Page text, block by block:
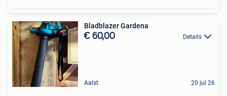
Bladblazer Gardena
€ 60,00 Details
Aalst 20 jul 26